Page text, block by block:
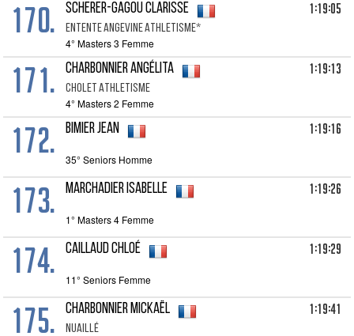
170. SCHERER-GAGOU Clarisse
ENTENTE ANGEVINE ATHLETISME*
1:19:05
4° Masters 3 Femme
171. CHARBONNIER Angélita
CHOLET ATHLETISME
1:19:13
4° Masters 2 Femme
172. BIMIER Jean 1:19:16
35° Seniors Homme
173. MARCHADIER Isabelle 1:19:26
1° Masters 4 Femme
174. CAILLAUD Chloé 1:19:29
11° Seniors Femme
175. CHARBONNIER Mickaël
NUAILLÉ
1:19:41